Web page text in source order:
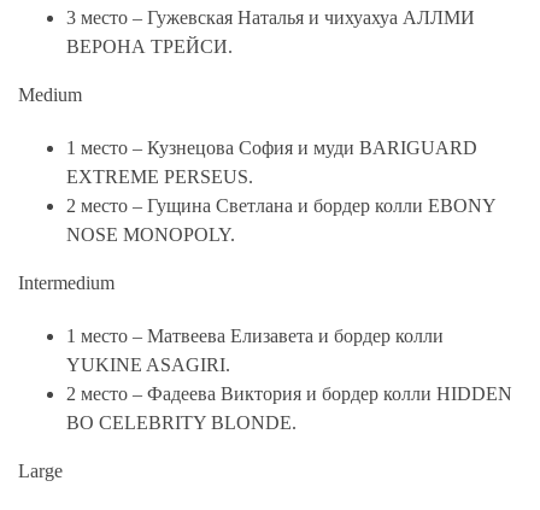
3 место – Гужевская Наталья и чихуахуа АЛЛМИ
ВЕРОНА ТРЕЙСИ.
Medium
1 место – Кузнецова София и муди BARIGUARD
EXTREME PERSEUS.
2 место – Гущина Светлана и бордер колли EBONY
NOSE MONOPOLY.
Intermedium
1 место – Матвеева Елизавета и бордер колли
YUKINE ASAGIRI.
2 место – Фадеева Виктория и бордер колли HIDDEN
BO CELEBRITY BLONDE.
Large